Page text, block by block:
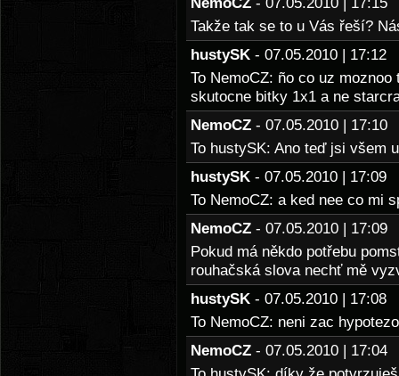
Takže tak se to u Vás řeší?
hustySK - 07.05.2010 | 17:12
To NemoCZ: ño co uz
skutocne bitky 1x1 a ne
NemoCZ - 07.05.2010 |
To hustySK: Ano teď jsi všem
hustySK - 07.05.2010 | 17:09
To NemoCZ: a ked nee co mi
NemoCZ - 07.05.2010 |
Pokud má někdo potřebu
rouhačská slova nechť mě
hustySK - 07.05.2010 | 17:08
To NemoCZ: neni zac
NemoCZ - 07.05.2010 |